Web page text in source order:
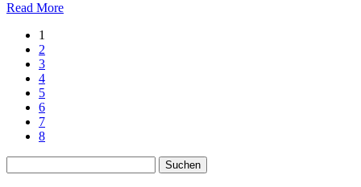
Read More
1
2
3
4
5
6
7
8
nach: